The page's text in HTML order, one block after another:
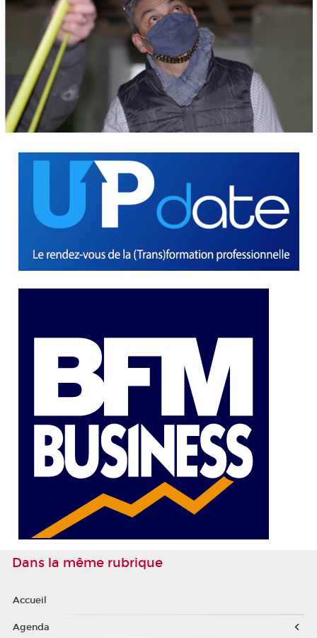
Dans la même rubrique
Accueil
Agenda